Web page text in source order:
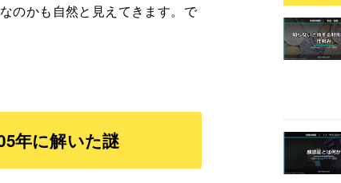
のかも自然と見えてきます。で
年に解いた謎